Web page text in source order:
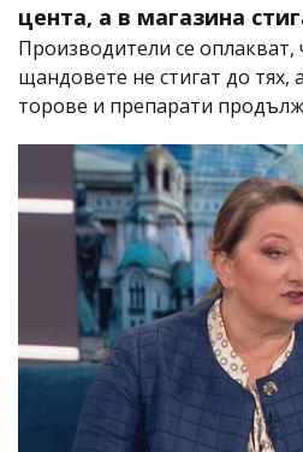
цента, а в магазина
Производители се оплакват,
щандовете не стигат до тях,
торове и препарати